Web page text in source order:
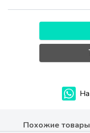
Похожие товары